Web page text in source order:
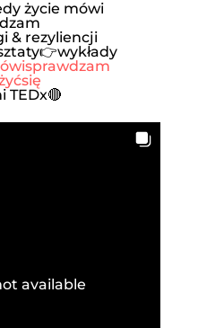
życie mówi
& rezyliencji
TEDx🔴
available